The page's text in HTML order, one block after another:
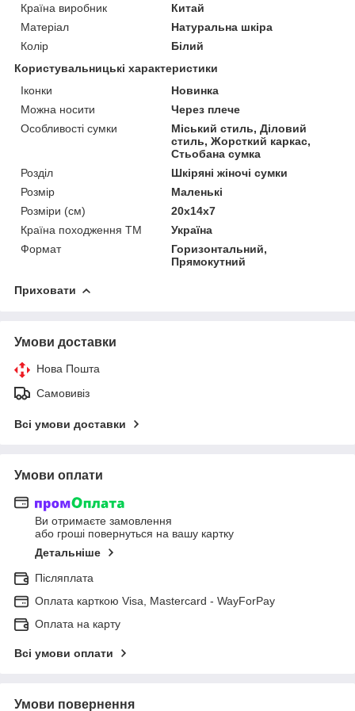
Країна виробник
Китай
Матеріал
Натуральна шкіра
Колір
Білий
Користувальницькі характеристики
Іконки
Новинка
Можна носити
Через плече
Особливості сумки
Міський стиль, Діловий
стиль, Жорсткий каркас,
Стьобана сумка
Розділ
Шкіряні жіночі сумки
Розмір
Маленькі
Розміри (см)
20х14х7
Країна походження ТМ
Україна
Формат
Горизонтальний,
Прямокутний
Приховати
Умови доставки
Нова Пошта
Самовивіз
Всі умови доставки
Умови оплати
Ви отримаєте замовлення
або гроші повернуться на вашу картку
Детальніше
Післяплата
Оплата карткою Visa, Mastercard - WayForPay
Оплата на карту
Всі умови оплати
Умови повернення